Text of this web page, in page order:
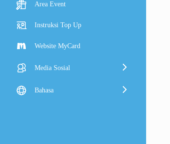
Area Event
Instruksi Top Up
Website MyCard
Media Sosial
Bahasa